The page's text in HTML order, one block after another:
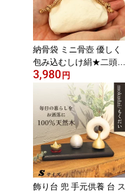
ぶ 聖なる木 YOGA yoga
納骨袋 ミニ骨壺 優しく
包み込むしけ絹★二頭の
蚕の愛の結晶 大切なご遺
骨 しけ絹袋★城端絹
【納骨しけ絹袋】納骨袋
納骨 骨袋 しけ絹 骨壷 ミ
ニ骨壷 納骨袋 分骨 手元
供養 ミニ仏具セット 骨
壺ミニ
3,980円
飾り台 兜 手元供養 台 ス